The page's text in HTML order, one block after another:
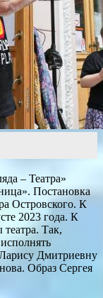
– Театра»
Постановка
Островского. К
2023 года. К
театра. Так,
Дмитриевну
Образ Сергея